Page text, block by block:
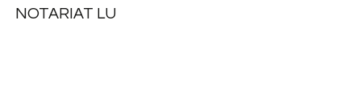
NOTARIAT LU